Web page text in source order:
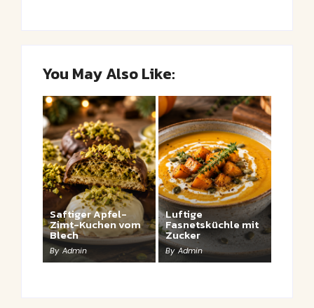
You May Also Like:
Saftiger Apfel-
Zimt-Kuchen vom
Blech
By Admin
Luftige
Fasnetsküchle mit
Zucker
By Admin